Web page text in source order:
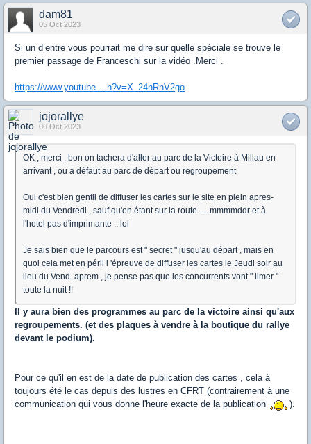
dam81
05 Oct 2023
Si un d’entre vous pourrait me dire sur quelle spéciale se trouve le
premier passage de Franceschi sur la vidéo .Merci .
https://www.youtube....h?v=X_24nRnV2go
jojorallye
06 Oct 2023
OK , merci , bon on tachera d'aller au parc de la Victoire à Millau en
arrivant , ou a défaut au parc de départ ou regroupement
Oui c'est bien gentil de diffuser les cartes sur le site en plein apres-
midi du Vendredi , sauf qu'en étant sur la route .....mmmmddr et à
l'hotel pas d'imprimante .. lol
Je sais bien que le parcours est " secret " jusqu'au départ , mais en
quoi cela met en péril l 'épreuve de diffuser les cartes le Jeudi soir au
lieu du Vend. aprem , je pense pas que les concurrents vont " limer "
toute la nuit !!
Il y aura bien des programmes au parc de la victoire ainsi qu'aux
regroupements. (et des plaques à vendre à la boutique du rallye
devant le podium).
Pour ce qu'il en est de la date de publication des cartes , cela à
toujours été le cas depuis des lustres en CFRT (contrairement à une
communication qui vous donne l'heure exacte de la publication
).